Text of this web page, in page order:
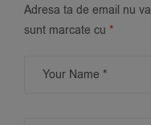
Adresa ta de email nu
sunt marcate cu *